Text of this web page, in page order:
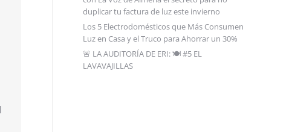
duplicar tu factura de luz este invierno
Los 5 Electrodomésticos que Más Consumen
Luz en Casa y el Truco para Ahorrar un 30%
🚨 LA AUDITORÍA DE ERI: 🍽️ #5 EL
LAVAVAJILLAS